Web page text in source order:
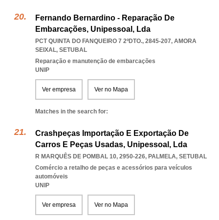
Fernando Bernardino - Reparação De
Embarcações, Unipessoal, Lda
PCT QUINTA DO FANQUEIRO 7 2ºDTO., 2845-207, AMORA
SEIXAL, SETUBAL
Reparação e manutenção de embarcações
UNIP
Ver empresa Ver no Mapa
Matches in the search for:
Crashpeças Importação E Exportação De
Carros E Peças Usadas, Unipessoal, Lda
R MARQUÊS DE POMBAL 10, 2950-226, PALMELA, SETUBAL
Comércio a retalho de peças e acessórios para veículos
automóveis
UNIP
Ver empresa Ver no Mapa